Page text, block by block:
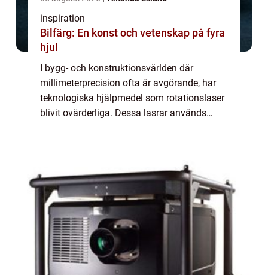
inspiration
Bilfärg: En konst och vetenskap på fyra
hjul
I bygg- och konstruktionsvärlden där
millimeterprecision ofta är avgörande, har
teknologiska hjälpmedel som rotationslaser
blivit ovärderliga. Dessa lasrar används